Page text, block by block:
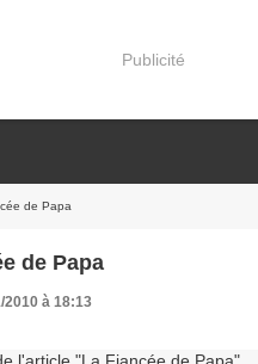
Publicité
de Papa
de Papa
2010 à 18:13